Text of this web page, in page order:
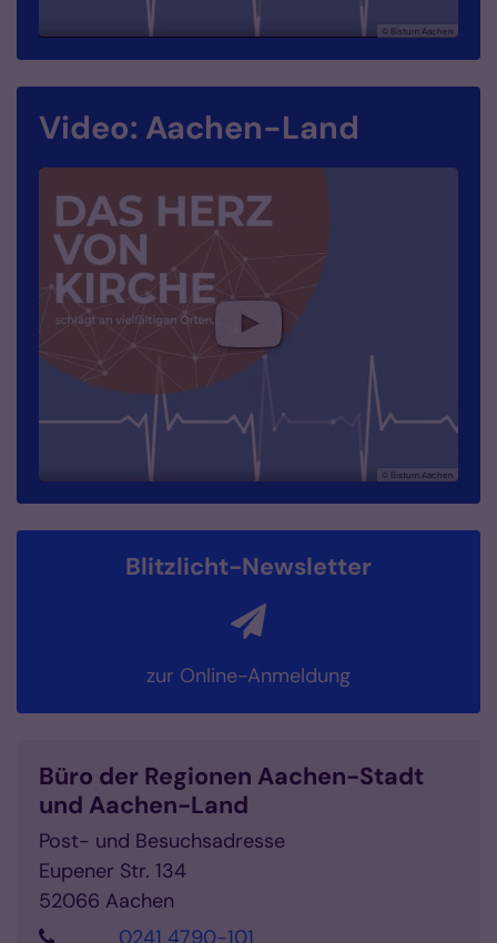
© Bistum Aachen
Video: Aachen-Land
© Bistum Aachen
Blitzlicht-Newsletter
zur Online-Anmeldung
Büro der Regionen Aachen-Stadt
und Aachen-Land
Post- und Besuchsadresse
Eupener Str. 134
52066 Aachen
0241 4790-101